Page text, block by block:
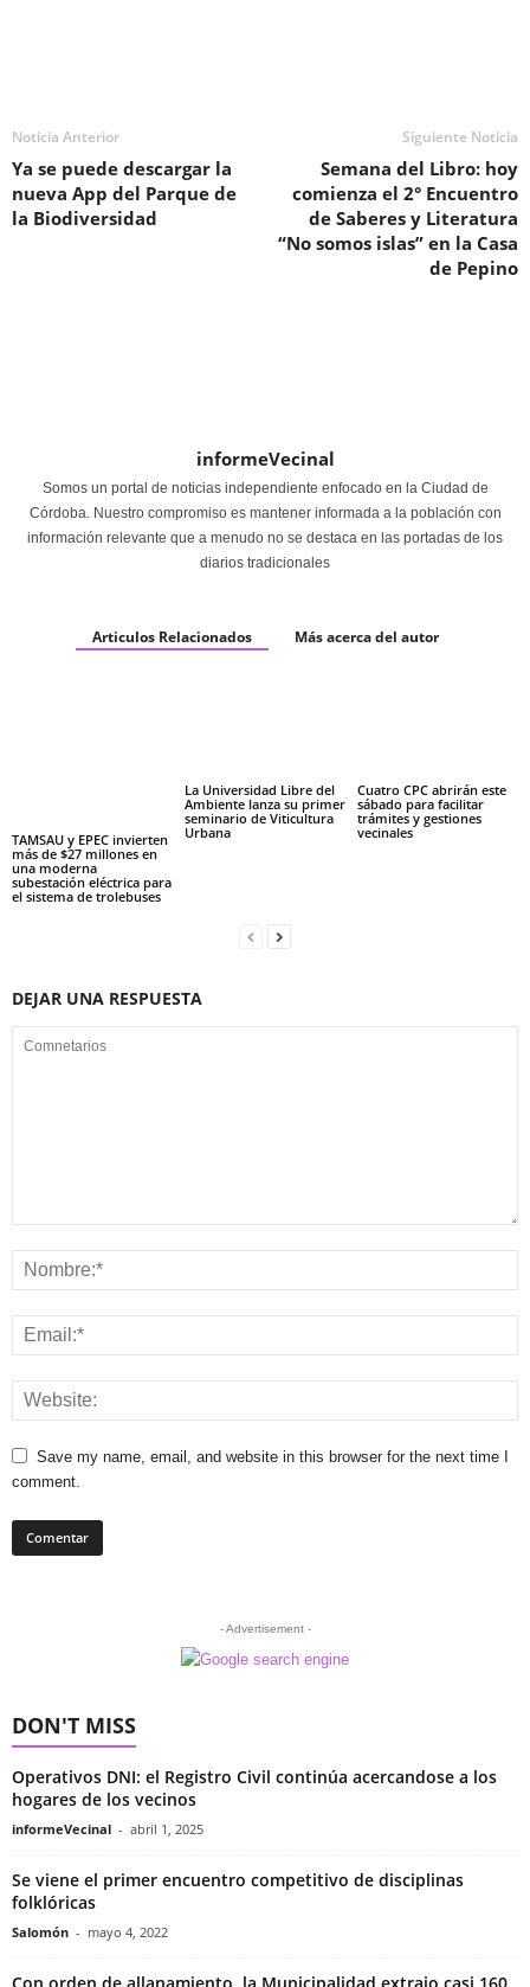
Noticia Anterior
Ya se puede descargar la
nueva App del Parque de
la Biodiversidad
Siguiente Noticia
Semana del Libro: hoy
comienza el 2° Encuentro
de Saberes y Literatura
“No somos islas” en la Casa
de Pepino
informeVecinal
Somos un portal de noticias independiente enfocado en la Ciudad de
Córdoba. Nuestro compromiso es mantener informada a la población con
información relevante que a menudo no se destaca en las portadas de los
diarios tradicionales
Articulos Relacionados Más acerca del autor
TAMSAU y EPEC invierten
más de $27 millones en
una moderna
subestación eléctrica para
el sistema de trolebuses
La Universidad Libre del
Ambiente lanza su primer
seminario de Viticultura
Urbana
Cuatro CPC abrirán este
sábado para facilitar
trámites y gestiones
vecinales
DEJAR UNA RESPUESTA
Save my name, email, and website in this browser for the next time I
comment.
- Advertisement -
DON'T MISS
Operativos DNI: el Registro Civil continúa acercandose a los
hogares de los vecinos
informeVecinal - abril 1, 2025
Se viene el primer encuentro competitivo de disciplinas
folklóricas
Salomón - mayo 4, 2022